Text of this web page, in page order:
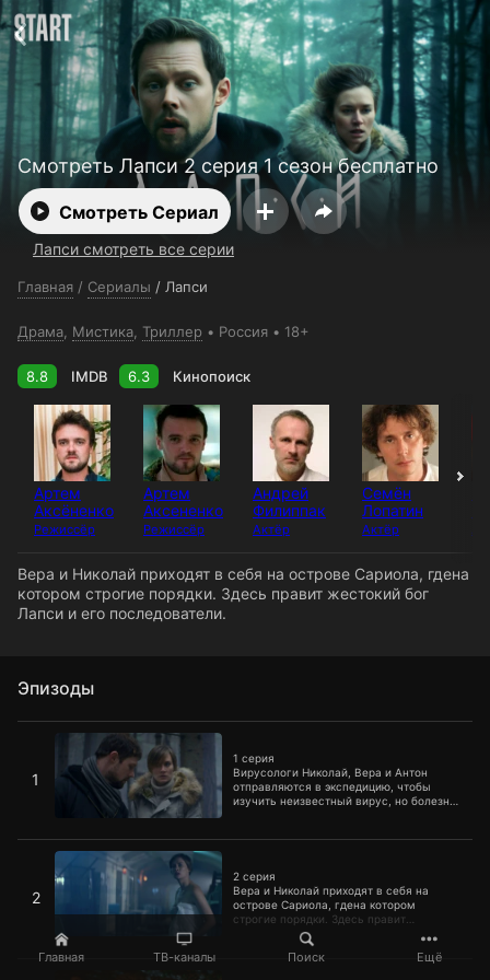
Главная ТВ-каналы Поиск Ещё
Смотреть Лапси 2 серия 1 сезон бесплатно
Смотреть Сериал
Лапси смотреть все серии
Главная / Сериалы / Лапси
Драма Мистика Триллер Россия 18+
8.8 IMDB 6.3 Кинопоиск
Артем
Аксёненко
Режиссёр
Артем
Аксененко
Режиссёр
Андрей
Филиппак
Актёр
Семён
Лопатин
Актёр
Вера и Николай приходят в себя на острове Сариола, гдена
котором строгие порядки. Здесь правит жестокий бог
Лапси и его последователи.
Эпизоды
1
1 серия
Вирусологи Николай, Вера и Антон
отправляются в экспедицию, чтобы
изучить неизвестный вирус, но болезнь
1 серия
2
2 серия
Вера и Николай приходят в себя на
острове Сариола, гдена котором
строгие порядки. Здесь правит
жестокий бог Лапси и его
последователи.
2 серия
3 серия
Поддержка:support@24h.tv
О сервисе
Пользовательское соглашение
Политика конфиденциальности
Для партнёров
Открыть приложение
Ввести промокод
Установить на ТВ
Бесплатные каналы Контакты